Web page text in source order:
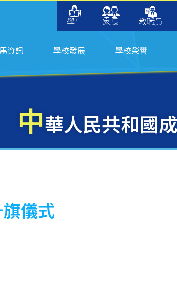
學生
家長 教職員
資訊 學校發展 學校榮譽
中華人民共和國
儀式